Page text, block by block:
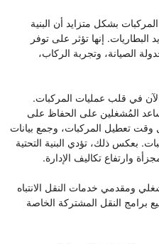
بشكل متزايد أن البنية
البطاريات. إنها تؤثر على توفر
الصيانة، وتجربة الركاب،
الآن في قلب عمليات المركبات.
المُشغلين على الحفاظ على
تعطيل المركبات، وجمع بيانات
بعكس ذلك، تؤدي البنية التحتية
وارتفاع تكاليف الإدارة.
ومقدمي خدمات النقل الانتباه
برامج النقل المشتركة الخاصة